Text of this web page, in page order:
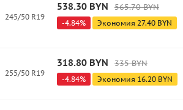
245/50 R19
538.30 BYN 565.70BYN
-4.84% Экономия 27.40 BYN
255/50 R19
318.80 BYN 335BYN
-4.84% Экономия 16.20 BYN